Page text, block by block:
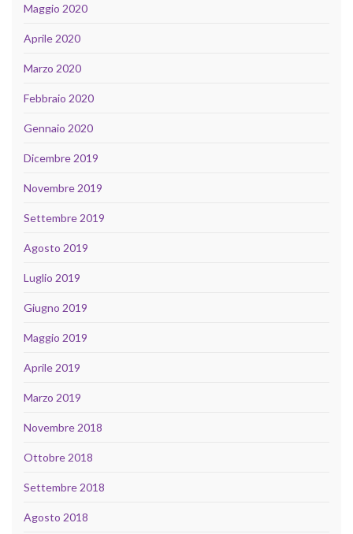
Maggio 2020
Aprile 2020
Marzo 2020
Febbraio 2020
Gennaio 2020
Dicembre 2019
Novembre 2019
Settembre 2019
Agosto 2019
Luglio 2019
Giugno 2019
Maggio 2019
Aprile 2019
Marzo 2019
Novembre 2018
Ottobre 2018
Settembre 2018
Agosto 2018